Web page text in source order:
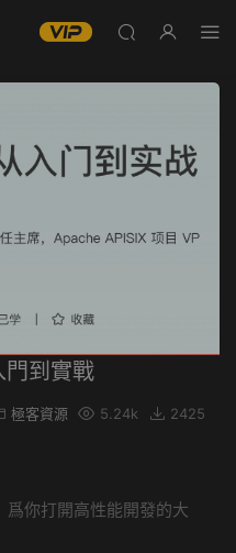
到實戰
極客資源 5.24k
2425
你打開高性能開發的大